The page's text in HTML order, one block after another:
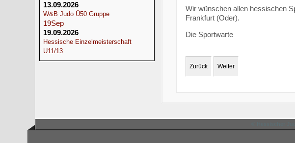
13.09.2026
W&B Judo Ü50 Gruppe
19Sep
19.09.2026
Hessische Einzelmeisterschaft
U11/13
Wir wünschen allen hessischen
Frankfurt (Oder).
Die Sportwarte
Zurück Weiter